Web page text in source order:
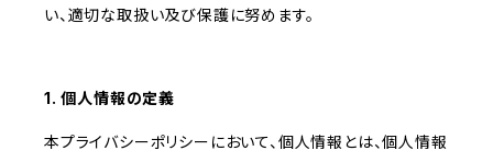
い、適切な取扱い及び保護に努めます。
1. 個人情報の定義
本プライバシーポリシーにおいて、個人情報とは、個人情報